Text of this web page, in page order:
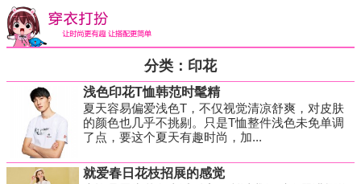
分类：印花
浅色印花T恤韩范时髦精
夏天容易偏爱浅色T，不仅视觉清凉舒爽，对皮肤
的颜色也几乎不挑剔。只是T恤整件浅色未免单调
了点，要这个夏天有趣时尚，加...
就爱春日花枝招展的感觉